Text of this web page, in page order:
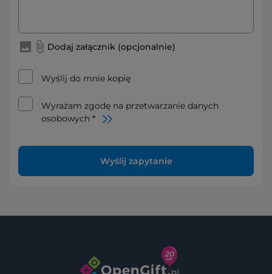
Dodaj załącznik (opcjonalnie)
Wyślij do mnie kopię
Wyrażam zgodę na przetwarzanie danych
osobowych *
Wyślij zapytanie